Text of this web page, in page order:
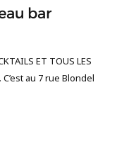
bar
ET TOUS LES
C’est au 7 rue Blondel